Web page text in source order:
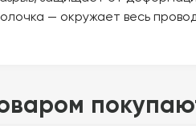
— окружает весь